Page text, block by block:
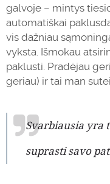
galvoje – mintys
automatiškai
vis dažniau
vyksta. Išmokau
paklusti. Pradėjau
geriau) ir tai man
Svarbiausia yra
suprasti savo